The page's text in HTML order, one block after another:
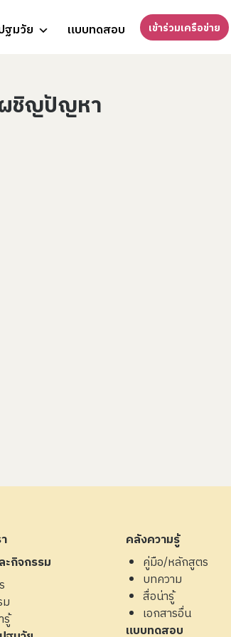
ฐมวัย แบบทดสอบ เข้าร่วมเครือข่าย
ผชิญปัญหา
ะกิจกรรม
รู้
คลังความรู้
คู่มือ/หลักสูตร
บทความ
สื่อน่ารู้
เอกสารอื่น
แบบทดสอบ